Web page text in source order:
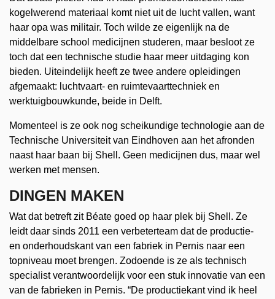
kogelwerend materiaal komt niet uit de lucht vallen, want
haar opa was militair. Toch wilde ze eigenlijk na de
middelbare school medicijnen studeren, maar besloot ze
toch dat een technische studie haar meer uitdaging kon
bieden. Uiteindelijk heeft ze twee andere opleidingen
afgemaakt: luchtvaart- en ruimtevaarttechniek en
werktuigbouwkunde, beide in Delft.
Momenteel is ze ook nog scheikundige technologie aan de
Technische Universiteit van Eindhoven aan het afronden
naast haar baan bij Shell. Geen medicijnen dus, maar wel
werken met mensen.
DINGEN MAKEN
Wat dat betreft zit Béate goed op haar plek bij Shell. Ze
leidt daar sinds 2011 een verbeterteam dat de productie-
en onderhoudskant van een fabriek in Pernis naar een
topniveau moet brengen. Zodoende is ze als technisch
specialist verantwoordelijk voor een stuk innovatie van een
van de fabrieken in Pernis. “De productiekant vind ik heel